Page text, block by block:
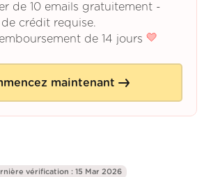
de 10 emails gratuitement -
crédit requise.
de 14 jours
maintenant
vérification : 15 Mar 2026